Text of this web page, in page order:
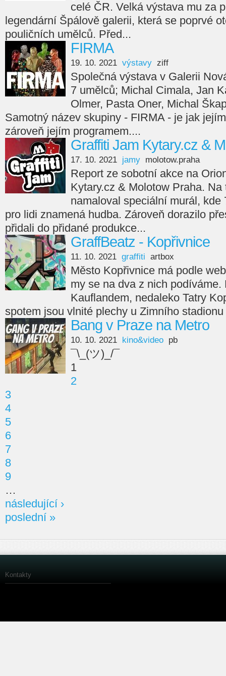
celé ČR. Velká výstava mu za
legendární Špálově galerii, která se poprvé
pouličních umělců. Před...
FIRMA
19. 10. 2021 výstavy ziff
Společná výstava v Galerii
7 umělců; Michal Cimala, Jan
Olmer, Pasta Oner, Michal
Samotný název skupiny - FIRMA - je jak
zároveň jejím programem....
Graffiti Jam Kytary.cz &
17. 10. 2021 jamy molotow.praha
Report ze sobotní akce na
Kytary.cz & Molotow Praha. Na
namaloval speciální murál, kde
pro lidi znamená hudba. Zároveň dorazilo
přidali do přidané produkce...
GraffBeatz - Kopřivnice
11. 10. 2021 graffiti artbox
Město Kopřivnice má podle
my se na dva z nich
Kauflandem, nedaleko Tatry
spotem jsou vlnité plechy u Zimního
Bang v Praze na Metro
10. 10. 2021 kino&video pb
¯\_(ツ)_/¯
1
2
3
4
5
6
7
8
9
…
následující ›
poslední »
Kontakty